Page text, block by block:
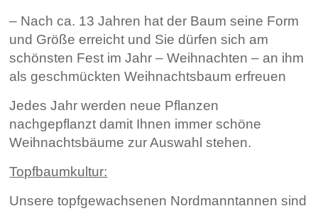
– Nach ca. 13 Jahren hat der Baum seine Form
und Größe erreicht und Sie dürfen sich am
schönsten Fest im Jahr – Weihnachten – an ihm
als geschmückten Weihnachtsbaumerfreuen
Jedes Jahr werden neue Pflanzen
nachgepflanzt damit Ihnen immer schöne
Weihnachtsbäume zur Auswahl stehen.
Topfbaumkultur:
Unsere topfgewachsenen Nordmanntannen sind